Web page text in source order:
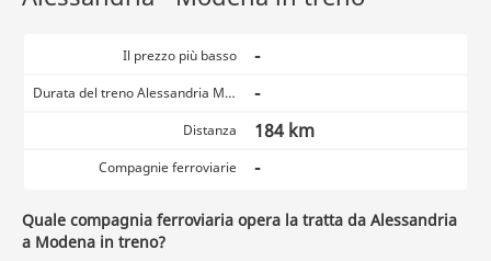
Il prezzo più basso -
Durata del treno Alessandria Modena -
Distanza 184 km
Compagnie ferroviarie -
Quale compagnia ferroviaria opera la tratta da Alessandria
a Modena in treno?